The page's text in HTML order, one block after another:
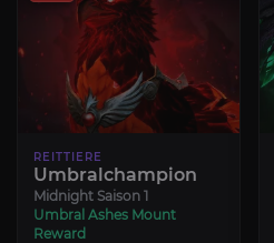
REITTIERE
Umbralchampion
Midnight Saison 1
Umbral Ashes Mount
Reward